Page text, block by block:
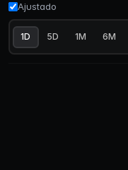
Ajustado
1D 5D 1M 6M